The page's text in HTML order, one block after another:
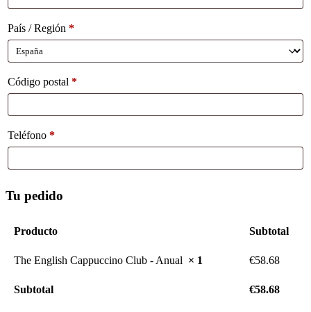
País / Región *
Código postal *
Teléfono *
Tu pedido
Producto Subtotal
The English Cappuccino Club - Anual × 1 €58.68
Subtotal €58.68